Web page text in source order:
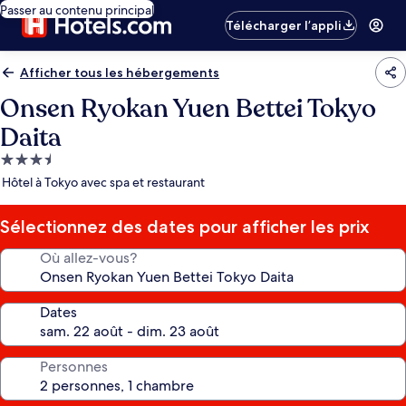
Passer au contenu principal
Télécharger l’appli
Afficher tous les hébergements
Onsen Ryokan Yuen Bettei Tokyo
Daita
Hébergement
3.5 étoiles
Hôtel à Tokyo avec spa et restaurant
Sélectionnez des dates pour afficher les prix
Où allez-vous?
Dates
Personnes